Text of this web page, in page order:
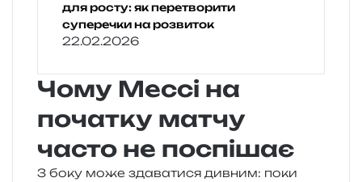
для росту: як перетворити
суперечки на розвиток
22.02.2026
Чому Мессі на
початку матчу
часто не поспішає
З боку може зда­ва­ти­ся див­ним: поки